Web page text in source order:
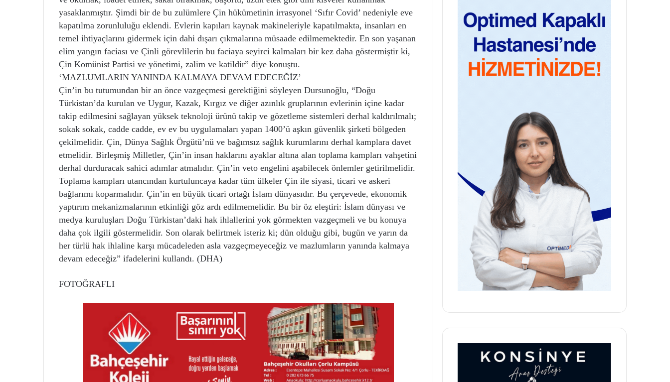
yasaklanmıştır. Şimdi bir de bu zulümlere Çin hükümetinin irrasyonel ‘Sıfır Covid’ nedeniyle eve
kapatılma zorunluluğu eklendi. Evlerin kapıları kaynak makineleriyle kapatılmakta, insanları en
temel ihtiyaçlarını gidermek için dahi dışarı çıkmalarına müsaade edilmemektedir. En son yaşanan
elim yangın faciası ve Çinli görevlilerin bu faciaya seyirci kalmaları bir kez daha göstermiştir ki,
Çin Komünist Partisi ve yönetimi, zalim ve katildir” diye konuştu.
‘MAZLUMLARIN YANINDA KALMAYA DEVAM EDECEĞİZ’
Çin’in bu tutumundan bir an önce vazgeçmesi gerektiğini söyleyen Dursunoğlu, “Doğu
Türkistan’da kurulan ve Uygur, Kazak, Kırgız ve diğer azınlık gruplarının evlerinin içine kadar
takip edilmesini sağlayan yüksek teknoloji ürünü takip ve gözetleme sistemleri derhal kaldırılmalı;
sokak sokak, cadde cadde, ev ev bu uygulamaları yapan 1400’ü aşkın güvenlik şirketi bölgeden
çekilmelidir. Çin, Dünya Sağlık Örgütü’nü ve bağımsız sağlık kurumlarını derhal kamplara davet
etmelidir. Birleşmiş Milletler, Çin’in insan haklarını ayaklar altına alan toplama kampları vahşetini
derhal durduracak sahici adımlar atmalıdır. Çin’in veto engelini aşabilecek önlemler getirilmelidir.
Toplama kampları utancından kurtuluncaya kadar tüm ülkeler Çin ile siyasi, ticari ve askeri
bağlarımı koparmalıdır. Çin’in en büyük ticari ortağı İslam dünyasıdır. Bu çerçevede, ekonomik
yaptırım mekanizmalarının etkinliği göz ardı edilmemelidir. Bu bir öz eleştiri: İslam dünyası ve
medya kuruluşları Doğu Türkistan’daki hak ihlallerini yok görmekten vazgeçmeli ve bu konuya
daha çok ilgili göstermelidir. Son olarak belirtmek isteriz ki; dün olduğu gibi, bugün ve yarın da
her türlü hak ihlaline karşı mücadeleden asla vazgeçmeyeceğiz ve mazlumların yanında kalmaya
devam edeceğiz” ifadelerini kullandı. (DHA)
FOTOĞRAFLI